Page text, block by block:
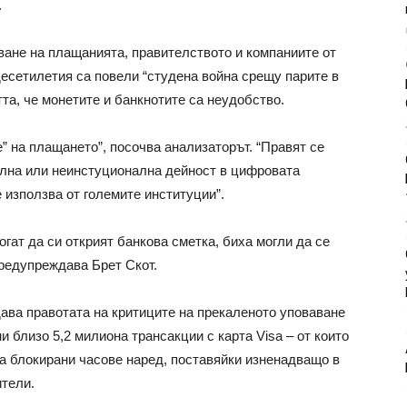
на плащанията, правителството и компаниите от
са повели “студена война срещу парите в
че монетите и банкнотите са неудобство.
плащането”, посочва анализаторът. “Правят се
или неинстуционална дейност в цифровата
от големите институции”.
да си открият банкова сметка, биха могли да се
Брет Скот.
правотата на критиците на прекаленото уповаване
близо 5,2 милиона трансакции с карта Visa – от които
часове наред, поставяйки изненадващо в